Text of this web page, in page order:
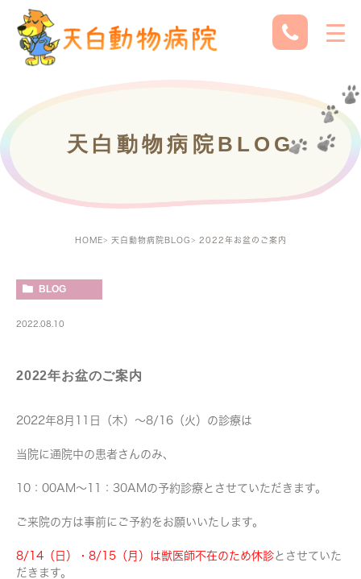
天白動物病院BLOG
HOME 天白動物病院BLOG 2022年お盆のご案内
BLOG
2022.08.10
2022年お盆のご案内
2022年8月11日（木）～8/16（火）の診療は
当院に通院中の患者さんのみ、
10：00AM～11：30AMの予約診療とさせていただきます。
ご来院の方は事前にご予約をお願いいたします。
8/14（日）・8/15（月）は獣医師不在のため休診とさせていた
だきます。